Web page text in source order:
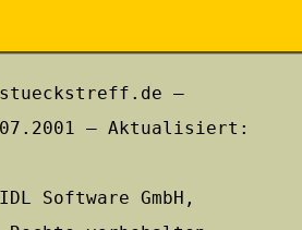
–
– Aktualisiert:
Software GmbH,